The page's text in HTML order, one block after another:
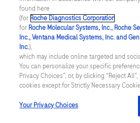
use
with
frozen
section,
cytology,
© 2026 F. Hoffmann-La Roche Ltd
Last updated: 07.08.2026
Ce site Web contient des informations
un large éventail de publics et peut
produits ou des informations qui ne sont
accessibles ou valables dans votre pays.
ne sommes pas responsables de l'accès
pourrait ne pas être conforme à toute loi,
enregistrement ou utilisation dans votre
found here
(for Roche Diagnostics Corporation.
for Roche Molecular Systems, Inc., Roche
Inc., Ventana Medical Systems, Inc. and
Inc.),
which may include online targeted and
You can personalize your specific
Privacy Choices”, or, by clicking “Reject
cookies except for Strictly Necessary
Your Privacy Choices